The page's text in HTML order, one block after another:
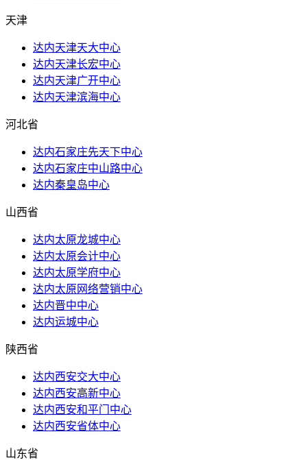
天津
达内天津天大中心
达内天津长宏中心
达内天津广开中心
达内天津滨海中心
河北省
达内石家庄先天下中心
达内石家庄中山路中心
达内秦皇岛中心
山西省
达内太原龙城中心
达内太原会计中心
达内太原学府中心
达内太原网络营销中心
达内晋中中心
达内运城中心
陕西省
达内西安交大中心
达内西安高新中心
达内西安和平门中心
达内西安省体中心
山东省